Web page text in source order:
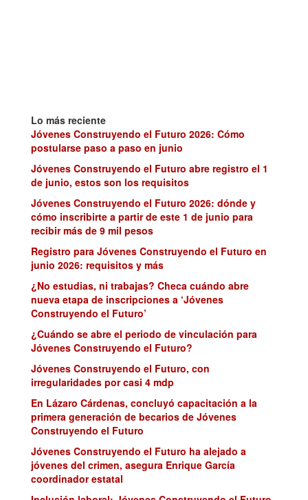
Lo más reciente
Jóvenes Construyendo el Futuro 2026: Cómo
postularse paso a paso en junio
Jóvenes Construyendo el Futuro abre registro el 1
de junio, estos son los requisitos
Jóvenes Construyendo el Futuro 2026: dónde y
cómo inscribirte a partir de este 1 de junio para
recibir más de 9 mil pesos
Registro para Jóvenes Construyendo el Futuro en
junio 2026: requisitos y más
¿No estudias, ni trabajas? Checa cuándo abre
nueva etapa de inscripciones a ‘Jóvenes
Construyendo el Futuro’
¿Cuándo se abre el periodo de vinculación para
Jóvenes Construyendo el Futuro?
Jóvenes Construyendo el Futuro, con
irregularidades por casi 4 mdp
En Lázaro Cárdenas, concluyó capacitación a la
primera generación de becarios de Jóvenes
Construyendo el Futuro
Jóvenes Construyendo el Futuro ha alejado a
jóvenes del crimen, asegura Enrique García
coordinador estatal